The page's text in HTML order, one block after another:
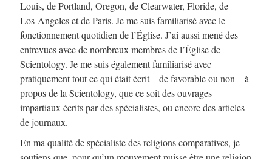
Louis, de Portland, Oregon, de Clearwater, Floride, de
Los Angeles et de Paris. Je me suis familiarisé avec le
fonctionnement quotidien de l’Église. J’ai aussi mené des
entrevues avec de nombreux membres de l’Église de
Scientology. Je me suis également familiarisé avec
pratiquement tout ce qui était écrit – de favorable ou non – à
propos de la Scientology, que ce soit des ouvrages
impartiaux écrits par des spécialistes, ou encore des articles
de journaux.
En ma qualité de spécialiste des religions comparatives, je